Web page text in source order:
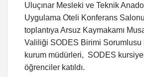
Uluçınar Mesleki ve Teknik
Uygulama Oteli Konferans
toplantıya Arsuz Kaymakamı
Valiliği SODES Birimi Sorumlusu
kurum müdürleri, SODES
öğrenciler katıldı.